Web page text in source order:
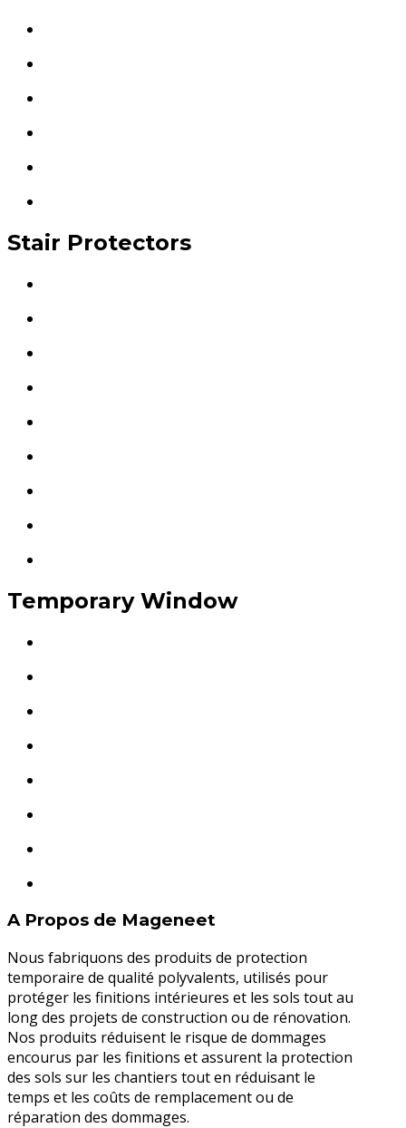
Stair Protectors
Temporary Window
A Propos de Mageneet
Nous fabriquons des produits de protection
temporaire de qualité polyvalents, utilisés pour
protéger les finitions intérieures et les sols tout au
long des projets de construction ou de rénovation.
Nos produits réduisent le risque de dommages
encourus par les finitions et assurent la protection
des sols sur les chantiers tout en réduisant le
temps et les coûts de remplacement ou de
réparation des dommages.